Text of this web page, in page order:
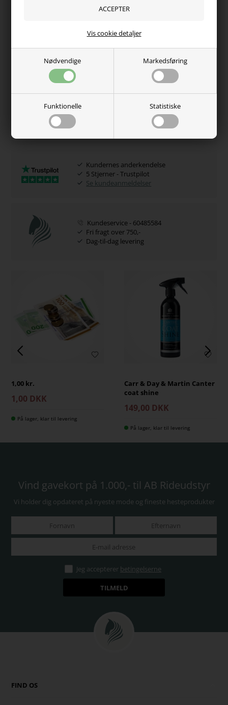
Nødvendige Markedsføring
Funktionelle Statistiske
Vis cookie detaljer
3138-500 ml
Hvorfor handle hos os?
Adgang til juridisk hjælp
Kundernes anderkendelse
5 Stjerner - Trustpilot
Se kundeanmeldelser
Kundeservice - 60485584
Fri fragt over 750,-
Dag-til-dag levering
1,00 kr.
1,00 DKK
På lager, klar til levering
Carr & Day & Martin Canter
coat shine
149,00 DKK
På lager, klar til levering
Vind gavekort på 1.000,- til AB Rideudstyr
Vi holder dig opdateret på nyeste mode og fineste hesteprodukter
Jeg accepterer betingelserne
FIND OS